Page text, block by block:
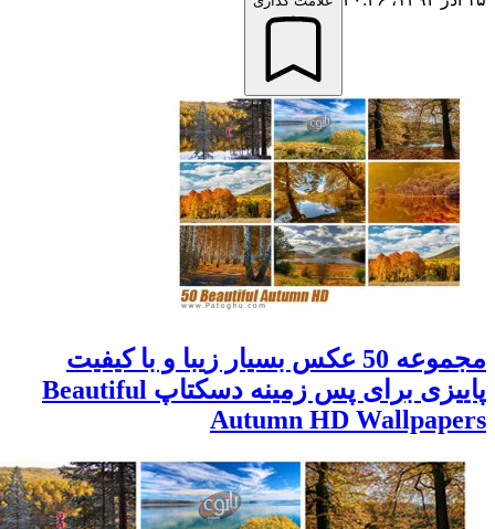
مجموعه 50 عکس بسیار زیبا و با کیفیت
پاییزی برای پس زمینه دسکتاپ Beautiful
Autumn HD